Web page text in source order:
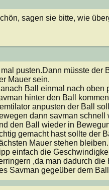
sagen sie bitte, wie
pusten.Dann müsste der
Mauer sein.
Ball einmal nach oben
hinter den Ball
anpusten der Ball
dann savman schnell
den Ball wieder in
gemacht hast sollte der
Mauer stehen bleiben.
einfach die
,da man dadurch
Savman gegeüber dem